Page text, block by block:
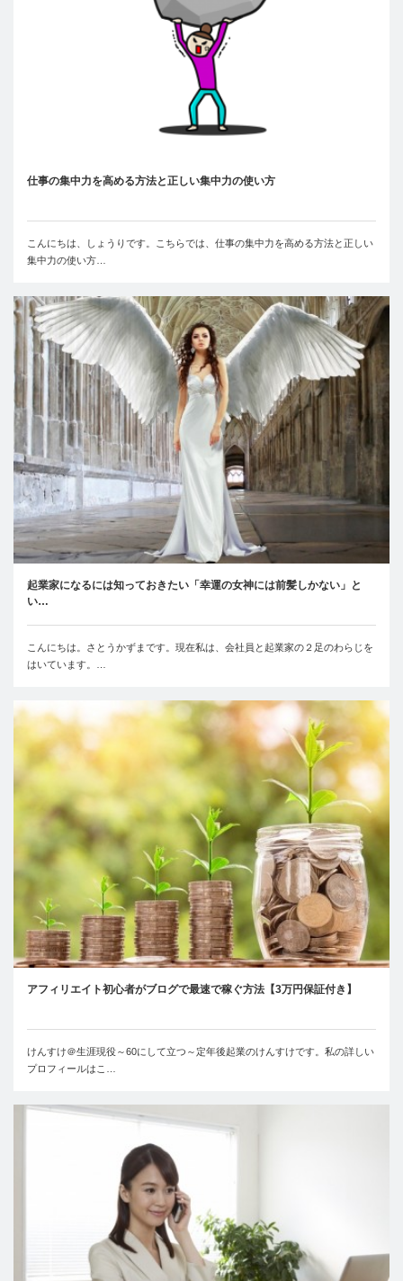
仕事の集中力を高める方法と正しい集中力の使い方
こんにちは、しょうりです。こちらでは、仕事の集中力を高める方法と正しい
集中力の使い方…
起業家になるには知っておきたい「幸運の女神には前髪しかない」と
い…
こんにちは。さとうかずまです。現在私は、会社員と起業家の２足のわらじを
はいています。…
アフィリエイト初心者がブログで最速で稼ぐ方法【3万円保証付き】
けんすけ＠生涯現役～60にして立つ～定年後起業のけんすけです。私の詳しい
プロフィールはこ…